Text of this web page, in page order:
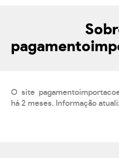
O site
há 2 meses. Informação